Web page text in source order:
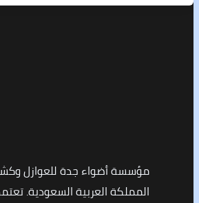
مؤسسة أضواء جدة للعوازل
المملكة العربية السعودية.